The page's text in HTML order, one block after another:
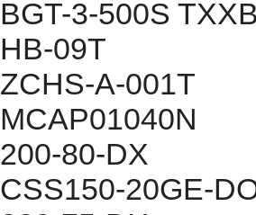
BGT-3-500S
HB-09T
ZCHS-A-001T
MCAP01040N
200-80-DX
CSS150-20GE-